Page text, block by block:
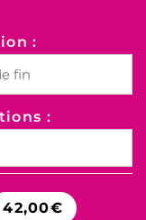
:
:
42,00€